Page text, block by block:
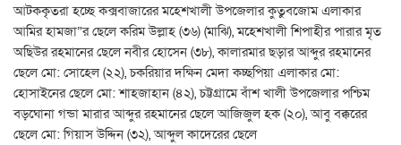
আটককৃতরা হচ্ছে কক্সবাজারের মহেশখালী উপজেলার কুতুবজোম এলাকার
আমির হামজা”র ছেলে করিম উল্লাহ (৩৬) (মাঝি), মহেশখালী শিপাহীর পারার মৃত
অছিউর রহমানের ছেলে নবীর হোসেন (৩৮), কালারমার ছড়ার আব্দুর রহমানের
ছেলে মো: সোহেল (২২), চকরিয়ার দক্ষিন মেদা কচ্ছপিয়া এলাকার মো:
হোসাইনের ছেলে মো: শাহজাহান (৪২), চট্টগ্রামে বাঁশ খালী উপজেলার পশ্চিম
বড়ঘোনা গন্ডা মারার আব্দুর রহমানের ছেলে আজিজুল হক (২০), আবু বক্করের
ছেলে মো: গিয়াস উদ্দিন (৩২), আব্দুল কাদেরের ছেলে